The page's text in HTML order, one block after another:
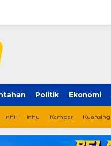
Politik Ekonomi
Inhil Inhu Kampar Kuansing